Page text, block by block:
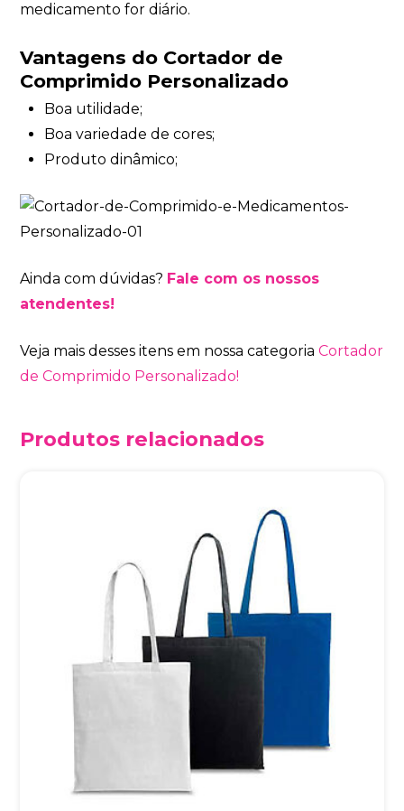
medicamento for diário.
Vantagens do Cortador de
Comprimido Personalizado
Boa utilidade;
Boa variedade de cores;
Produto dinâmico;
Ainda com dúvidas? Fale com os nossos
atendentes!
Veja mais desses itens em nossa categoriaCortador
de Comprimido Personalizado!
Produtos relacionados